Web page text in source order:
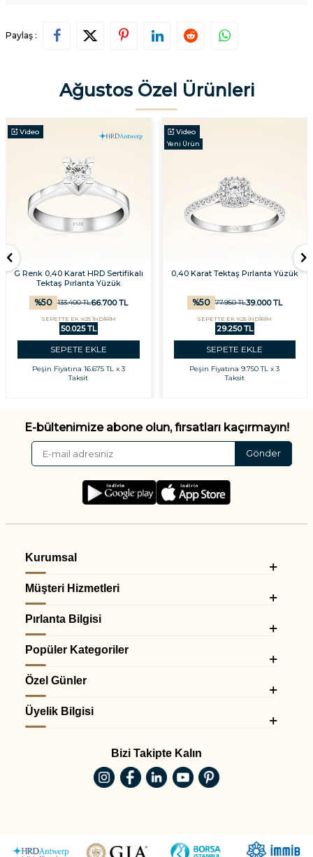
Paylaş :
Ağustos Özel Ürünleri
Video
G Renk 0,40 Karat HRD Sertifikalı
Tektaş Pırlanta Yüzük
%50 133.400TL66.700TL
SEPETTE EK %25 İNDİRİM
50.025 TL
SEPETE EKLE
Peşin Fiyatına 16.675 TL x 3
Taksit
Video
Yeni Ürün
0,40 Karat Tektaş Pırlanta Yüzük
%50 77.950TL39.000TL
SEPETTE EK %25 İNDİRİM
29.250 TL
SEPETE EKLE
Peşin Fiyatına9.750 TL x 3
Taksit
E-bültenimize abone olun, fırsatları kaçırmayın!
Gönder
Kurumsal
Müşteri Hizmetleri
Pırlanta Bilgisi
Popüler Kategoriler
Özel Günler
Üyelik Bilgisi
Bizi Takipte Kalın